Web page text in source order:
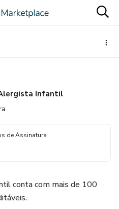
Infantil
de Assinatura
conta com mais de 100